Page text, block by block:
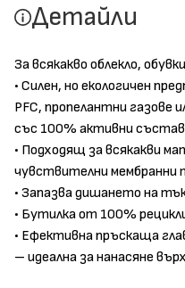
Детайли
За всякакво облекло,
• Силен, но екологичен
PFC, пропелантни газове
със 100% активни
• Подходящ за всякакви
чувствителни мембранни
• Запазва дишането на
• Бутилка от 100%
• Ефективна пръскаща
– идеална за нанасяне